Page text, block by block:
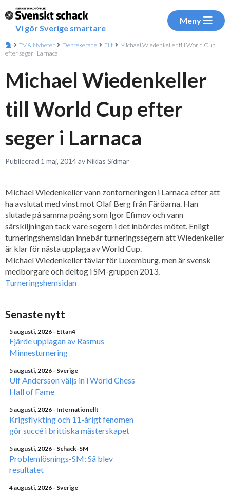
Vi gör Sverige smartare
Meny
TV & Nyheter Deprekerade Elit
Michael Wiedenkeller till World Cup
efter seger i Larnaca
Michael Wiedenkeller
till World Cup efter
seger i Larnaca
Publicerad 1 maj, 2014 av Niklas Sidmar
Michael Wiedenkeller vann zontorneringen i Larnaca efter att
ha avslutat med vinst mot Olaf Berg från Färöarna. Han
slutade på samma poäng som Igor Efimov och vann
särskiljningen tack vare segern i det inbördes mötet. Enligt
turneringshemsidan innebär turneringssegern att Wiedenkeller
är klar för nästa upplaga av World Cup.
Michael Wiedenkeller tävlar för Luxemburg, men är svensk
medborgare och deltog i SM-gruppen 2013.
Turneringshemsidan
Senaste nytt
5 augusti, 2026 - Ettan4
Fjärde upplagan av Rasmus
Minnesturnering
5 augusti, 2026 - Sverige
Ulf Andersson väljs in i World Chess
Hall of Fame
5 augusti, 2026 - Internationellt
Krigsflykting och 11-årigt fenomen
gör succé i brittiska mästerskapet
5 augusti, 2026 - Schack-SM
Problemlösnings-SM: Så blev
resultatet
4 augusti, 2026 - Sverige